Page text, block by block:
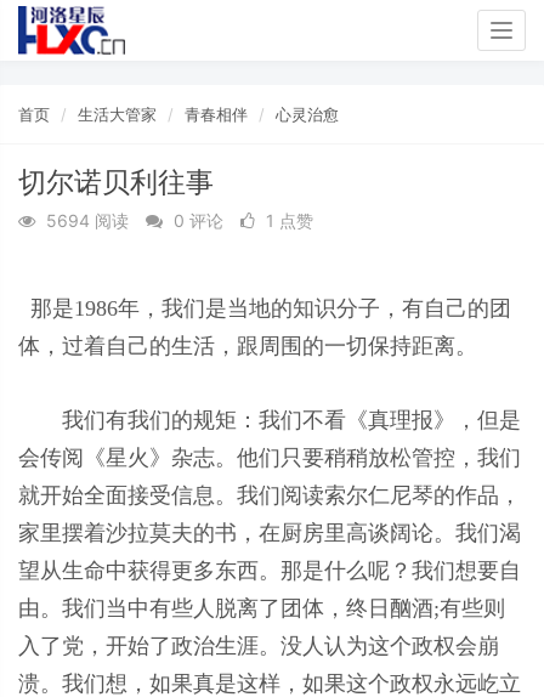
首页 生活大管家 青春相伴 心灵治愈
切尔诺贝利往事
5694 阅读 0 评论 1 点赞
那是1986年，我们是当地的知识分子，有自己的团
体，过着自己的生活，跟周围的一切保持距离。
我们有我们的规矩：我们不看《真理报》，但是
会传阅《星火》杂志。他们只要稍稍放松管控，我们
就开始全面接受信息。我们阅读索尔仁尼琴的作品，
家里摆着沙拉莫夫的书，在厨房里高谈阔论。我们渴
望从生命中获得更多东西。那是什么呢？我们想要自
由。我们当中有些人脱离了团体，终日酗酒;有些则
入了党，开始了政治生涯。没人认为这个政权会崩
溃。我们想，如果真是这样，如果这个政权永远屹立